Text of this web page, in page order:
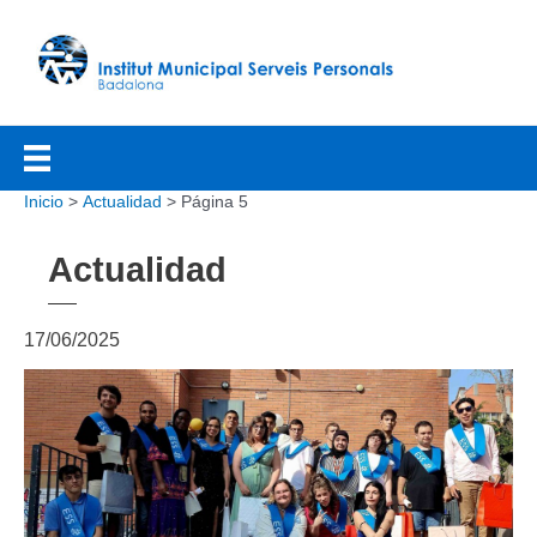
contenido
Inicio Actualidad Página 5
Actualidad
17/06/2025